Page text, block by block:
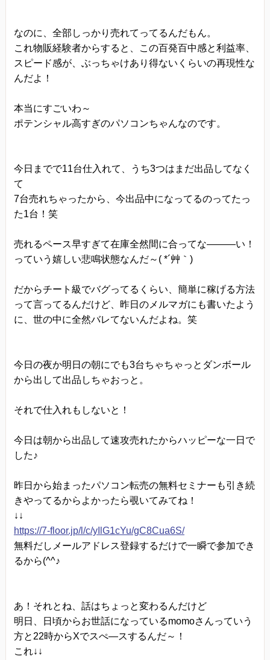
なのに、全部しっかり売れてってるんだもん。
これ物販経験者からすると、この百発百中感と利益率、
スピード感が、ぶっちゃけあり得ないくらいの再現性な
んだよ！
本当にすごいわ～
ポテンシャル高すぎのパソコンちゃんなのです。
今日までで11台仕入れて、うち3つはまだ出品してなく
て
7台売れちゃったから、今出品中になってるのってたっ
た1台！笑
売れるペース早すぎて在庫全然間に合ってな―――い！
っていう嬉しい悲鳴状態なんだ～( *´艸｀)
だからチート級でバグってるくらい、簡単に稼げる方法
って言ってるんだけど、昨日のメルマガにも書いたよう
に、世の中に全然バレてないんだよね。笑
今日の夜か明日の朝にでも3台ちゃちゃっとダンボール
から出して出品しちゃおっと。
それで仕入れもしないと！
今日は朝から出品して速攻売れたからハッピーな一日で
した♪
昨日から始まったパソコン転売の無料セミナーも引き続
きやってるからよかったら覗いてみてね！
↓↓
https://7-floor.jp/l/c/yIlG1cYu/gC8Cua6S/
無料だしメールアドレス登録するだけで一瞬で参加でき
るから(^^♪
あ！それとね、話はちょっと変わるんだけど
明日、日頃からお世話になっているmomoさんっていう
方と22時からXでスぺ―スするんだ～！
これ↓↓